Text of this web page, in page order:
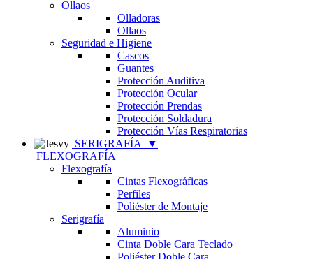
Ollaos
Olladoras
Ollaos
Seguridad e Higiene
Cascos
Guantes
Protección Auditiva
Protección Ocular
Protección Prendas
Protección Soldadura
Protección Vías Respiratorias
SERIGRAFÍA
▼
FLEXOGRAFÍA
Flexografía
Cintas Flexográficas
Perfiles
Poliéster de Montaje
Serigrafía
Aluminio
Cinta Doble Cara Teclado
Poliéster Doble Cara